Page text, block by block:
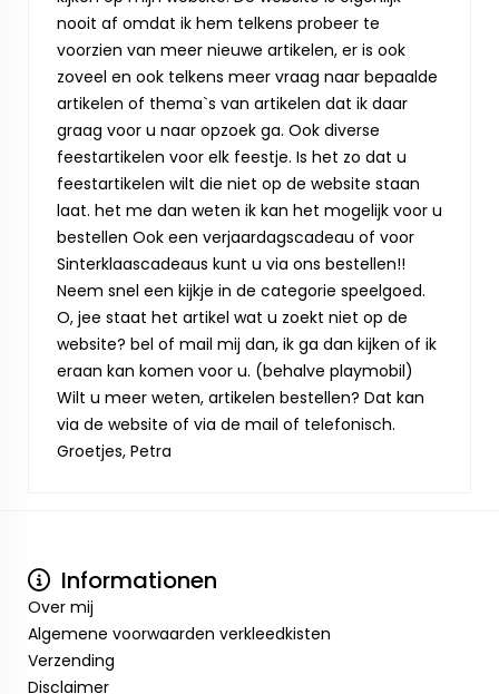
nooit af omdat ik hem telkens probeer te
voorzien van meer nieuwe artikelen, er is ook
zoveel en ook telkens meer vraag naar bepaalde
artikelen of thema`s van artikelen dat ik daar
graag voor u naar opzoek ga. Ook diverse
feestartikelen voor elk feestje. Is het zo dat u
feestartikelen wilt die niet op de website staan
laat. het me dan weten ik kan het mogelijk voor u
bestellen Ook een verjaardagscadeau of voor
Sinterklaascadeaus kunt u via ons bestellen!!
Neem snel een kijkje in de categorie speelgoed.
O, jee staat het artikel wat u zoekt niet op de
website? bel of mail mij dan, ik ga dan kijken of ik
eraan kan komen voor u. (behalve playmobil)
Wilt u meer weten, artikelen bestellen? Dat kan
via de website of via de mail of telefonisch.
Groetjes, Petra
Informationen
Over mij
Algemene voorwaarden verkleedkisten
Verzending
Disclaimer